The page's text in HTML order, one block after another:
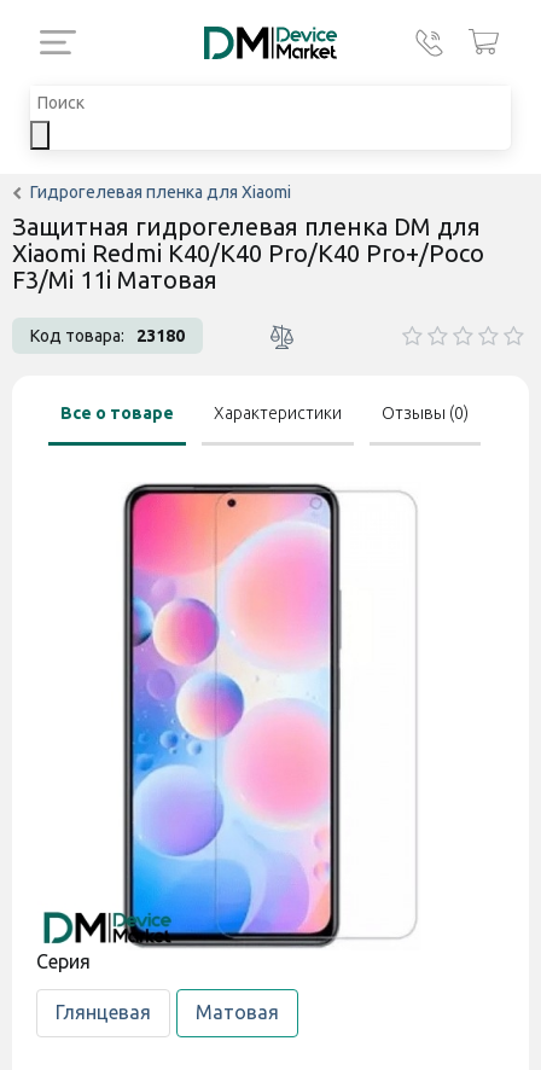
Гидрогелевая пленка для Xiaomi
Защитная гидрогелевая пленка DM для
Xiaomi Redmi K40/K40 Pro/K40 Pro+/Poco
F3/Mi 11i Матовая
Код товара: 23180
Все о товаре Характеристики Отзывы (0)
Cерия
Глянцевая Матовая